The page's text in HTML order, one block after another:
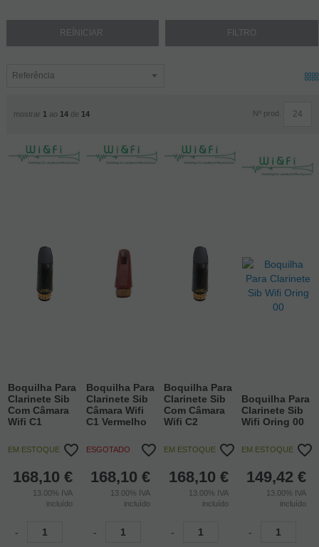
mostrar 1 ao 14de 14 Nº prod.
Boquilha Para
Clarinete Sib
Com Câmara
Wifi C1
EM ESTOQUE
168,10 €
13.00% IVA
incluído
-
Boquilha Para
Clarinete Sib
Câmara Wifi
C1 Vermelho
ESGOTADO
168,10 €
13.00% IVA
incluído
-
Boquilha Para
Clarinete Sib
Com Câmara
Wifi C2
EM ESTOQUE
168,10 €
13.00% IVA
incluído
-
Boquilha Para
Clarinete Sib
Wifi Oring 00
EM ESTOQUE
149,42 €
13.00% IVA
incluído
-